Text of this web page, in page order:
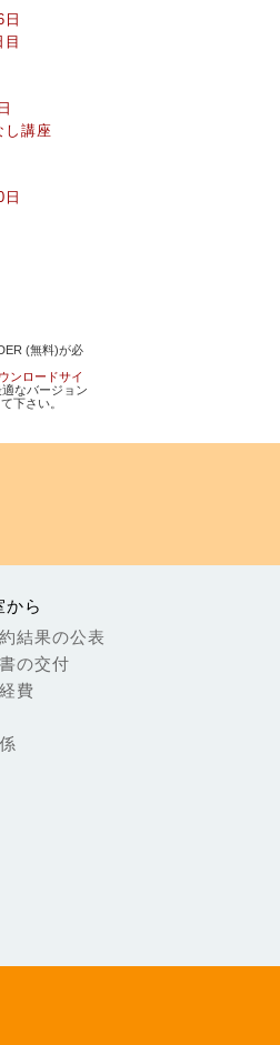
し講座
(無料)が必
ンロードサイ
なバージョン
下さい。
から
結果の公表
の交付
費